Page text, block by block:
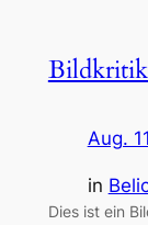
Aug.
in
Dies ist ein